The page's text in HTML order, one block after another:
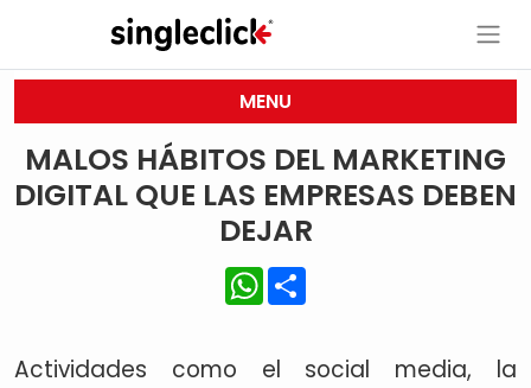
MENU
MALOS HÁBITOS DEL MARKETING
DIGITAL QUE LAS EMPRESAS DEBEN
DEJAR
WhatsApp
Actividades como el social media, la